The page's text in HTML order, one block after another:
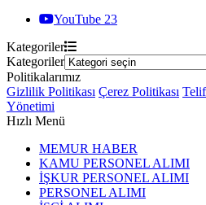
YouTube 23
Kategoriler
Kategoriler
Politikalarımız
Gizlilik Politikası Çerez Politikası
Yönetimi
Hızlı Menü
MEMUR HABER
KAMU PERSONEL ALIMI
İŞKUR PERSONEL ALIMI
PERSONEL ALIMI